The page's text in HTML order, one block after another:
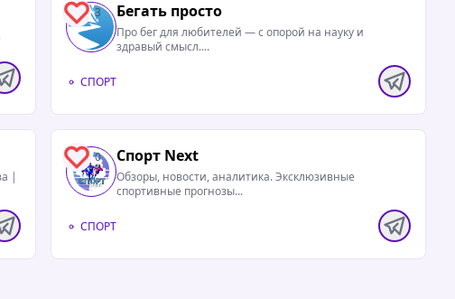
3 Бегать просто
Про бег для любителей — с опорой на науку и
здравый смысл....
СПОРТ
|
0 Спорт Next
Обзоры, новости, аналитика. Эксклюзивные
спортивные прогнозы...
СПОРТ